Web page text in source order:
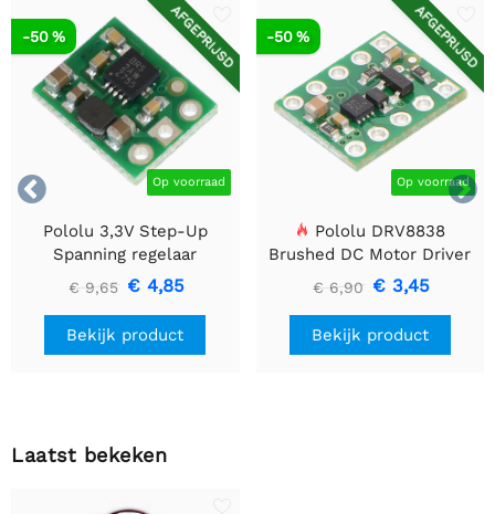


AFGEPRIJSD
Op voorraad
-50 %
Pololu 3,3V Step-Up
Spanning regelaar
U1V10F3
€ 9,65 € 4,85
Bekijk product
AFGEPRIJSD
Op voorraad
-50 %
Pololu DRV8838
Brushed DC Motor Driver
€ 6,90 € 3,45
Bekijk product
Laatst bekeken